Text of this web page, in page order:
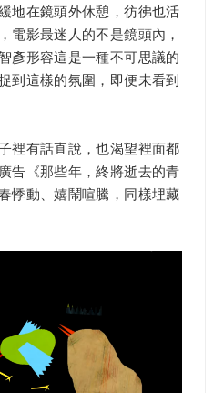
地在鏡頭外休憩，彷彿也活
電影最迷人的不是鏡頭內，
彥形容這是一種不可思議的
到這樣的氛圍，即便未看到
裡有話直說，也渴望裡面都
告《那些年，終將逝去的青
悸動、嬉鬧喧騰，同樣埋藏